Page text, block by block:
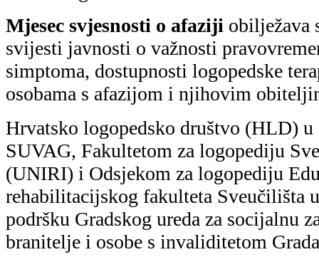
Javnozdravstvena akcija održat će seu
2026. godine, od 10.00 do 13.00 sati
Jelačića u Zagrebu s ciljem
poticanja razumijevanja i uključivosti